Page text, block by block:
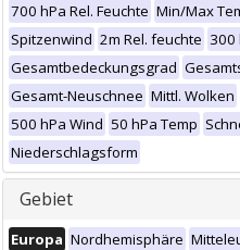
700 hPa Rel. Feuchte Min/Max
Spitzenwind 2m Rel. feuchte 300
Gesamtbedeckungsgrad
Gesamt-Neuschnee Mittl. Wolken
500 hPa Wind 50 hPa Temp
Niederschlagsform
Gebiet
Europa Nordhemisphäre